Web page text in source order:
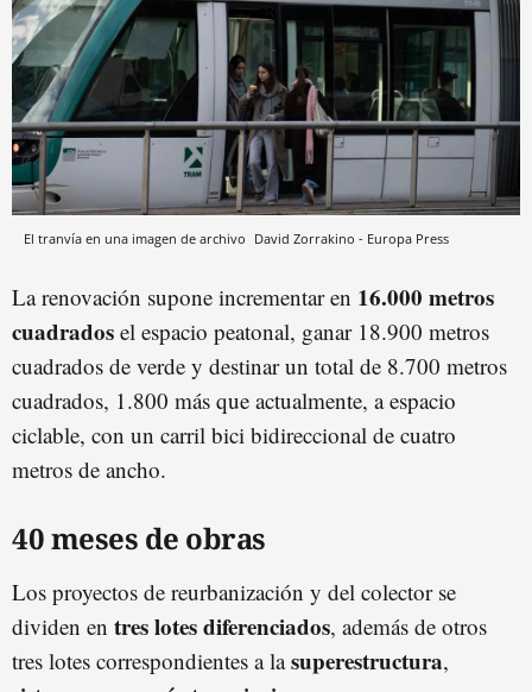
El tranvía en una imagen de archivo David Zorrakino - Europa Press
La renovación supone incrementar en 16.000 metros
cuadrados el espacio peatonal, ganar 18.900 metros
cuadrados de verde y destinar un total de 8.700 metros
cuadrados, 1.800 más que actualmente, a espacio
ciclable, con un carril bici bidireccional de cuatro
metros de ancho.
40 meses de obras
Los proyectos de reurbanización y del colector se
dividen en tres lotes diferenciados, además de otros
tres lotes correspondientes a lasuperestructura,